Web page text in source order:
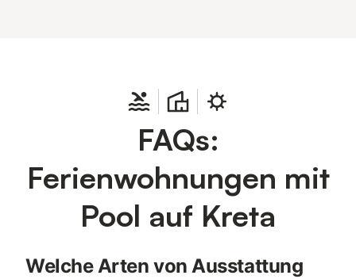
FAQs:
Ferienwohnungen mit
Pool auf Kreta
Welche Arten von Ausstattung